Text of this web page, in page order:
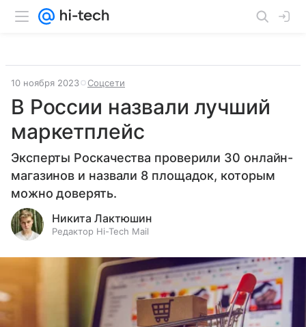
10 ноября 2023 Соцсети
В России назвали лучший
маркетплейс
Эксперты Роскачества проверили 30 онлайн-
магазинов и назвали 8 площадок, которым
можно доверять.
Никита Лактюшин
Редактор Hi-Tech Mail